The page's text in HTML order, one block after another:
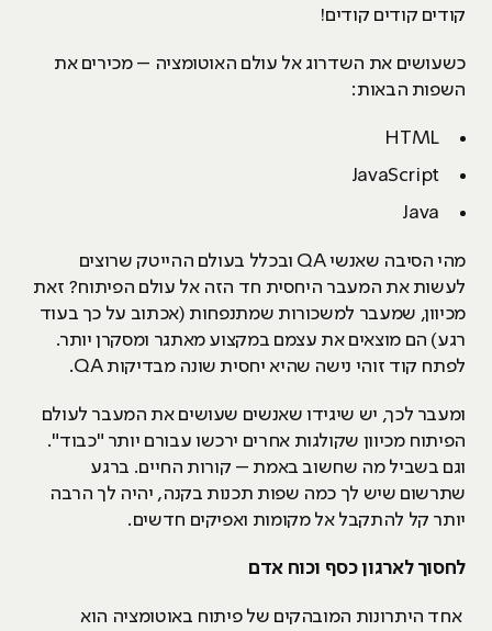
קודים קודים קודים!
כשעושים את השדרוג אל עולם האוטומציה – מכירים את
השפות הבאות:
HTML
JavaScript
Java
מהי הסיבה שאנשי QA ובכלל בעולם ההייטק שרוצים
לעשות את המעבר היחסית חד הזה אל עולם הפיתוח? זאת
מכיוון, שמעבר למשכורות שמתנפחות (אכתוב על כך בעוד
רגע) הם מוצאים את עצמם במקצוע מאתגר ומסקרן יותר.
לפתח קוד זוהי נישה שהיא יחסית שונה מבדיקות QA.
ומעבר לכך, יש שיגידו שאנשים שעושים את המעבר לעולם
הפיתוח מכיוון שקולגות אחרים ירכשו עבורם יותר "כבוד".
וגם בשביל מה שחשוב באמת – קורות החיים. ברגע
שתרשום שיש לך כמה שפות תכנות בקנה, יהיה לך הרבה
יותר קל להתקבל אל מקומות ואפיקים חדשים.
לחסוך לארגון כסף וכוח אדם
אחד היתרונות המובהקים של פיתוח באוטומציה הוא